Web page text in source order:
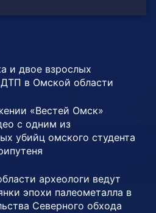
и двое взрослых
в Омской области
«Вестей Омск»
с одним из
убийц омского студента
археологи ведут
эпохи палеометалла в
Северного обхода